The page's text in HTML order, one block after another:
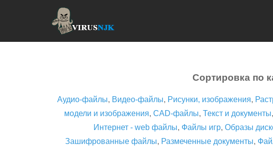
Сортировка по
Аудио-файлы, Видео-файлы, Рисунки, изображения,
модели и изображения, CAD-файлы, Текст и документы,
Интернет - web файлы, Файлы игр, Образы
Зашифрованные файлы, Размеченные документы,